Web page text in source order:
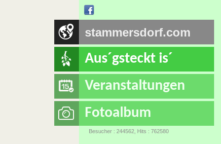
stammersdorf.com
Aus´gsteckt is´
Veranstaltungen
Fotoalbum
Besucher : 244562, Hits : 762580